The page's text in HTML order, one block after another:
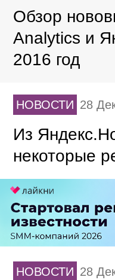
Обзор
Analytics и
2016 год
НОВОСТИ 28
Из
некоторые
НОВОСТИ 28